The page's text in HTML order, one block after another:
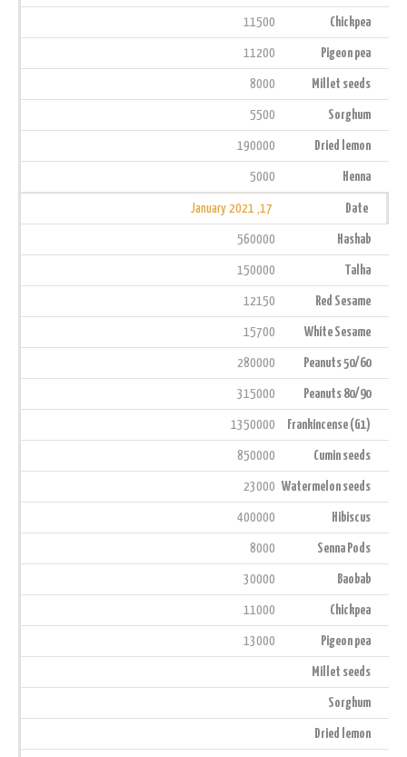
Chickpea
11500
Pigeon pea
11200
Millet seeds
8000
Sorghum
5500
Dried lemon
190000
Henna
5000
Date
17, January 2021
Hashab
560000
Talha
150000
Red Sesame
12150
White Sesame
15700
Peanuts 50/60
280000
Peanuts 80/90
315000
Frankincense (G1)
1350000
Cumin seeds
850000
Watermelon seeds
23000
Hibiscus
400000
Senna Pods
8000
Baobab
30000
Chickpea
11000
Pigeon pea
13000
Millet seeds
Sorghum
Dried lemon